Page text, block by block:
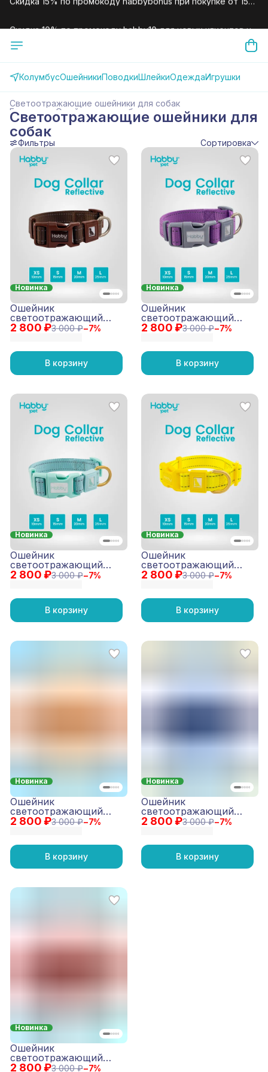
первый заказ.
КолумбусОшейникиПоводкиШлейкиОдеждаИгрушки
Светоотражающие ошейники для собак
Ошейники для собак
Главная
Светоотражающие ошейники для
собак
Фильтры Сортировка
Новинка
2 800 ₽3 000 ₽−7%
Ошейник
светоотражающий
Reflective Коричневый
В корзину
Новинка
2 800 ₽3 000 ₽−7%
Ошейник
светоотражающий
Reflective Лиловый
В корзину
Новинка
2 800 ₽3 000 ₽−7%
Ошейник
светоотражающий
Reflective Мятный
В корзину
Новинка
2 800 ₽3 000 ₽−7%
Ошейник
светоотражающий
Reflective Желтый
В корзину
Новинка
2 800 ₽3 000 ₽−7%
Ошейник
светоотражающий
Reflective Оранжевый
В корзину
Новинка
2 800 ₽3 000 ₽−7%
Ошейник
светоотражающий
Reflective Темно-синий
В корзину
Новинка
2 800 ₽3 000 ₽−7%
Ошейник
светоотражающий
Reflective Красный